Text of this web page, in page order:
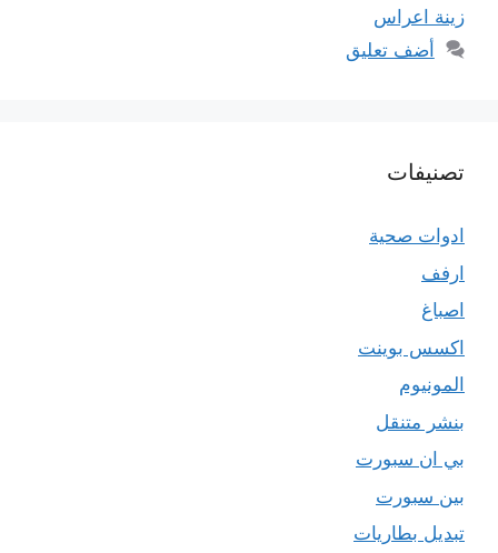
زينة اعراس
أضف تعليق
تصنيفات
ادوات صحية
ارفف
اصباغ
اكسس بوينت
المونيوم
بنشر متنقل
بي ان سبورت
بين سبورت
تبديل بطاريات